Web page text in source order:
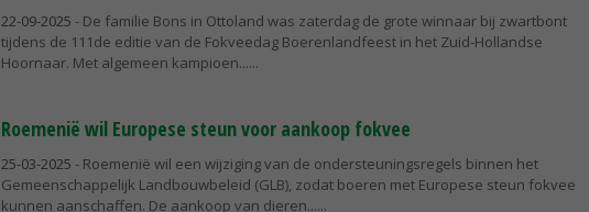
22-09-2025 - De familie Bons in Ottoland was zaterdag de grote winnaar bij zwartbont
tijdens de 111de editie van de Fokveedag Boerenlandfeest in het Zuid-Hollandse
Hoornaar. Met algemeen kampioen...
Roemenië wil Europese steun voor aankoop fokvee
25-03-2025 - Roemenië wil een wijziging van de ondersteuningsregels binnen het
Gemeenschappelijk Landbouwbeleid (GLB), zodat boeren met Europese steun fokvee
kunnen aanschaffen. De aankoop van dieren...